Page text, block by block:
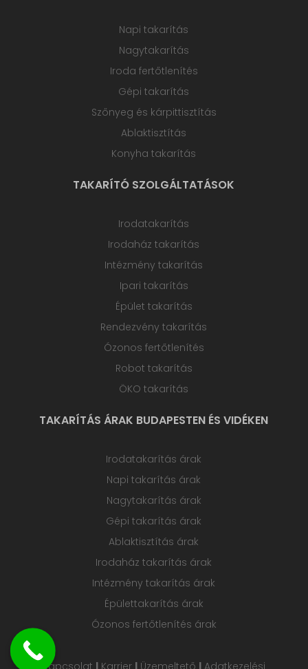
Napi takarítás
Nagytakarítás
Iroda fertőtlenítés
Gépi takarítás
Szőnyeg és kárpittisztítás
Ablaktisztítás
Konyha takarítás
TAKARÍTÓ SZOLGÁLTATÁSOK
Irodatakarítás
Irodaház takarítás
Intézmény takarítás
Ipari takarítás
Épület takarítás
Rendezvény takarítás
Ózonos fertőtlenítés
Robot takarítás
ÖKO takarítás
TAKARÍTÁS ÁRAK BUDAPESTEN ÉS VIDÉKEN
Irodatakarítás árak
Napi takarítás árak
Nagytakarítás árak
Gépi takarítás árak
Ablaktisztítás árak
Irodaház takarítás árak
Intézmény takarítás árak
Épülettakarítás árak
Ózonos fertőtlenítés árak